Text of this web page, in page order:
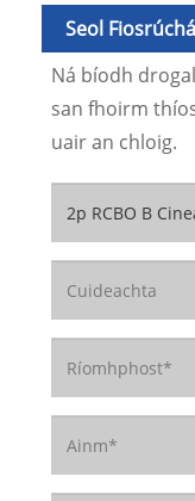
Seol
Ná bíodh
san fhoirm
uair an chloig.